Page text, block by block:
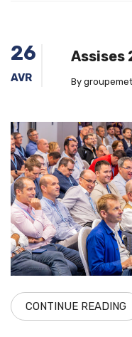
26
AVR
Assises
By
CONTINUE READING